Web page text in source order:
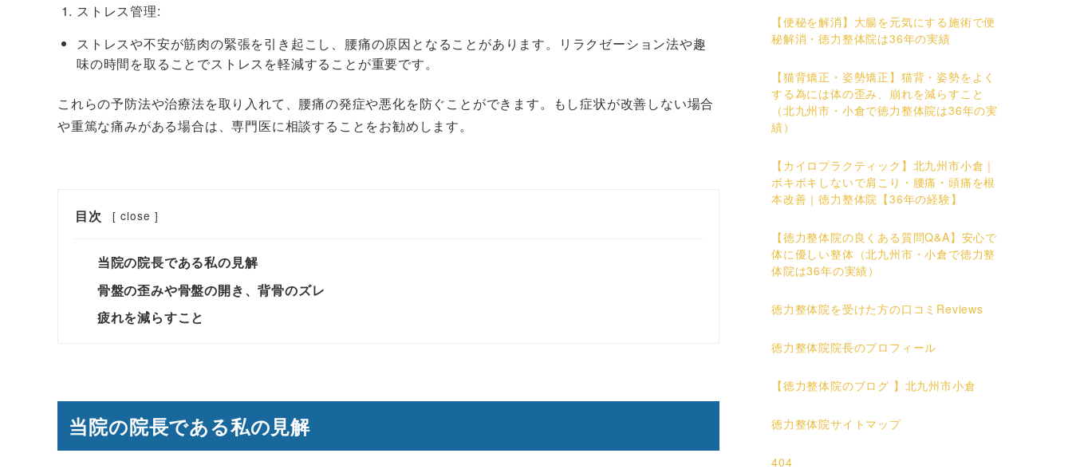
ストレス管理:
ストレスや不安が筋肉の緊張を引き起こし、腰痛の原因となることがあります。リラクゼーション法や趣
味の時間を取ることでストレスを軽減することが重要です。
これらの予防法や治療法を取り入れて、腰痛の発症や悪化を防ぐことができます。もし症状が改善しない場合
や重篤な痛みがある場合は、専門医に相談することをお勧めします。
目次 [ close ]
当院の院長である私の見解
骨盤の歪みや骨盤の開き、背骨のズレ
疲れを減らすこと
当院の院長である私の見解
【便秘を解消】大腸を元気にする施術で便
秘解消・徳力整体院は36年の実績
【猫背矯正・姿勢矯正】猫背・姿勢をよく
する為には体の歪み、崩れを減らすこと
（北九州市・小倉で徳力整体院は36年の実
績）
【カイロプラクティック】北九州市小倉｜
ボキボキしないで肩こり・腰痛・頭痛を根
本改善｜徳力整体院【36年の経験】
【徳力整体院の良くある質問Q&A】安心で
体に優しい整体（北九州市・小倉で徳力整
体院は36年の実績）
徳力整体院を受けた方の口コミReviews
徳力整体院院長のプロフィール
【徳力整体院のブログ 】北九州市小倉
徳力整体院サイトマップ
404